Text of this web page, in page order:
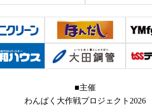
■主催
わんぱく大作戦プロジェクト2026